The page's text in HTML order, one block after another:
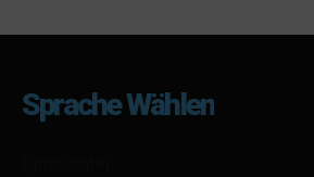
Sprache Wählen